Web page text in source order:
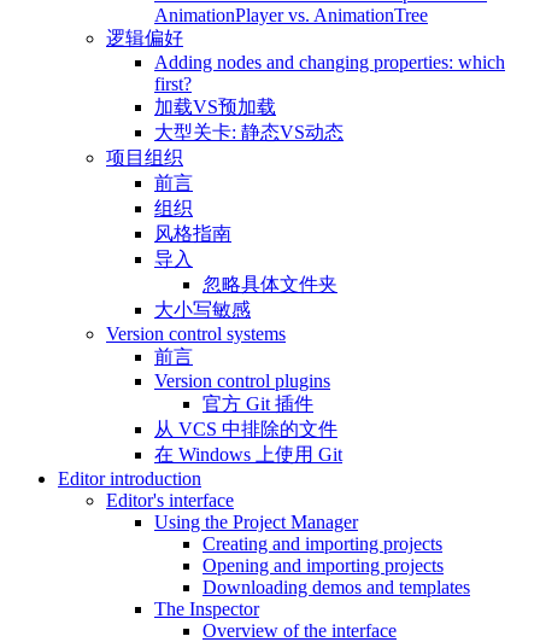
AnimationPlayer vs. AnimationTree
逻辑偏好
Adding nodes and changing properties: which
first?
加载VS预加载
大型关卡: 静态VS动态
项目组织
前言
组织
风格指南
导入
忽略具体文件夹
大小写敏感
Version control systems
前言
Version control plugins
官方 Git 插件
从 VCS 中排除的文件
在 Windows 上使用 Git
Editor introduction
Editor's interface
Using the Project Manager
Creating and importing projects
Opening and importing projects
Downloading demos and templates
The Inspector
Overview of the interface